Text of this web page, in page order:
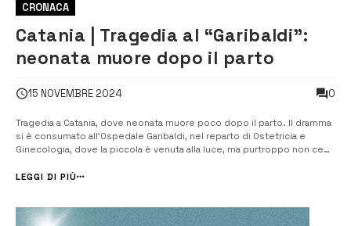
CRONACA
Catania | Tragedia al “Garibaldi”:
neonata muore dopo il parto
15 NOVEMBRE 2024 0
Tragedia a Catania, dove neonata muore poco dopo il parto. Il dramma
si è consumato all’Ospedale Garibaldi, nel reparto di Ostetricia e
Ginecologia, dove la piccola è venuta alla luce, ma purtroppo non ce
è stata trasferita in terapia intensiva per ricevere le […]...
LEGGI DI PIÙ